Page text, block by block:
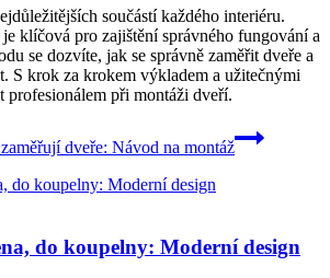
součástí každého interiéru.
klíčová pro zajištění správného fungování a
se dozvíte, jak se správně zaměřit dveře a
S krok za krokem výkladem a užitečnými
profesionálem při montáži dveří.
zaměřují dveře: Návod na montáž
do koupelny: Moderní design